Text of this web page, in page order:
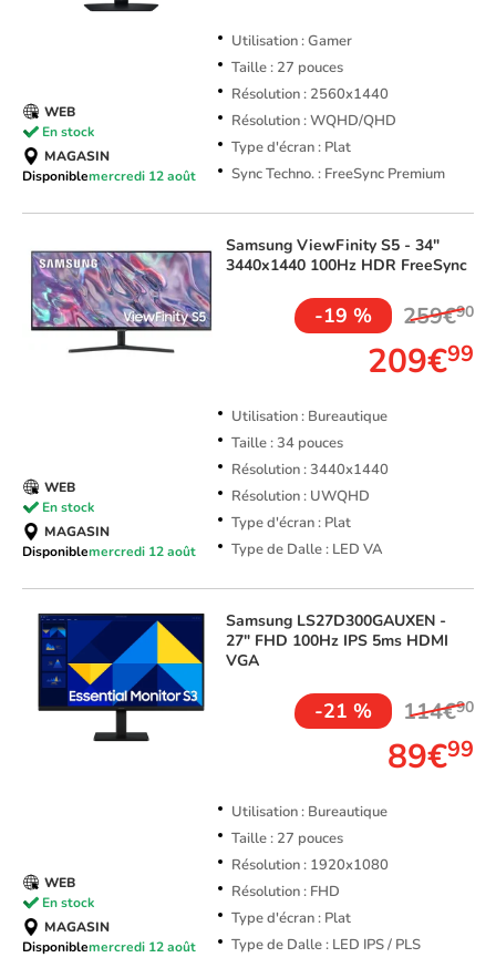
Utilisation : Gamer
Taille : 27 pouces
Résolution : 2560x1440
Résolution : WQHD/QHD
Type d'écran : Plat
Sync Techno. : FreeSync Premium
WEB
En stock
MAGASIN
Disponiblemercredi 12 août
Samsung ViewFinity S5 - 34"
3440x1440 100Hz HDR FreeSync
-19 % 259€90
209€99
Utilisation : Bureautique
Taille : 34 pouces
Résolution : 3440x1440
Résolution : UWQHD
Type d'écran : Plat
Type de Dalle : LED VA
WEB
En stock
MAGASIN
Disponiblemercredi 12 août
Samsung LS27D300GAUXEN -
27" FHD 100Hz IPS 5ms HDMI
VGA
-21 % 114€90
89€99
Utilisation : Bureautique
Taille : 27 pouces
Résolution : 1920x1080
Résolution : FHD
Type d'écran : Plat
Type de Dalle : LED IPS / PLS
WEB
En stock
MAGASIN
Disponiblemercredi 12 août